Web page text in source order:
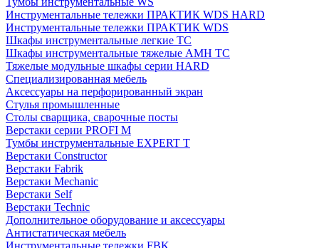
Инструментальные тележки ПРАКТИК WDS HARD
Инструментальные тележки ПРАКТИК WDS
Шкафы инструментальные легкие ТС
Шкафы инструментальные тяжелые AMH TC
Тяжелые модульные шкафы серии HARD
Cпециализированная мебель
Аксессуары на перфорированный экран
Стулья промышленные
Столы сварщика, сварочные посты
Верстаки серии PROFI M
Тумбы инструментальные EXPERT T
Верстаки Constructor
Верстаки Fabrik
Верстаки Mechanic
Верстаки Self
Верстаки Technic
Дополнительное оборудование и аксессуары
Антистатическая мебель
Инструментальные тележки FBK